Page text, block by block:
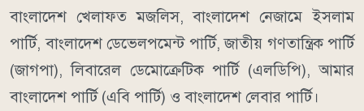
বাংলাদেশ খেলাফত মজলিস, বাংলাদেশ নেজামে ইসলাম
পার্টি, বাংলাদেশ ডেভেলপমেন্ট পার্টি, জাতীয় গণতান্ত্রিক পার্টি
(জাগপা), লিবারেল ডেমোক্রেটিক পার্টি (এলডিপি), আমার
বাংলাদেশ পার্টি (এবি পার্টি) ও বাংলাদেশ লেবার পার্টি।